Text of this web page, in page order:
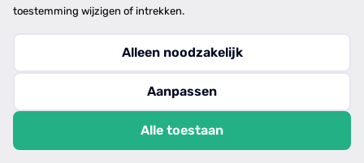
Provincies
Copyright © 2026
privacy- en cookiebeleid
toestemming wijzigen of intrekken.
Alleen noodzakelijk
Aanpassen
Alle toestaan